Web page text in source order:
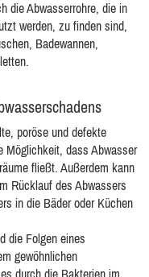
die Abwasserrohre, die in
werden, zu finden sind,
Badewannen,
poröse und defekte
Möglichkeit, dass Abwasser
fließt. Außerdem kann
Rücklauf des Abwassers
in die Bäder oder Küchen
die Folgen eines
gewöhnlichen
durch die Bakterien im